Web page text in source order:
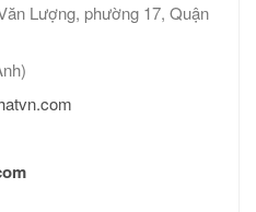
Lượng, phường 17, Quận